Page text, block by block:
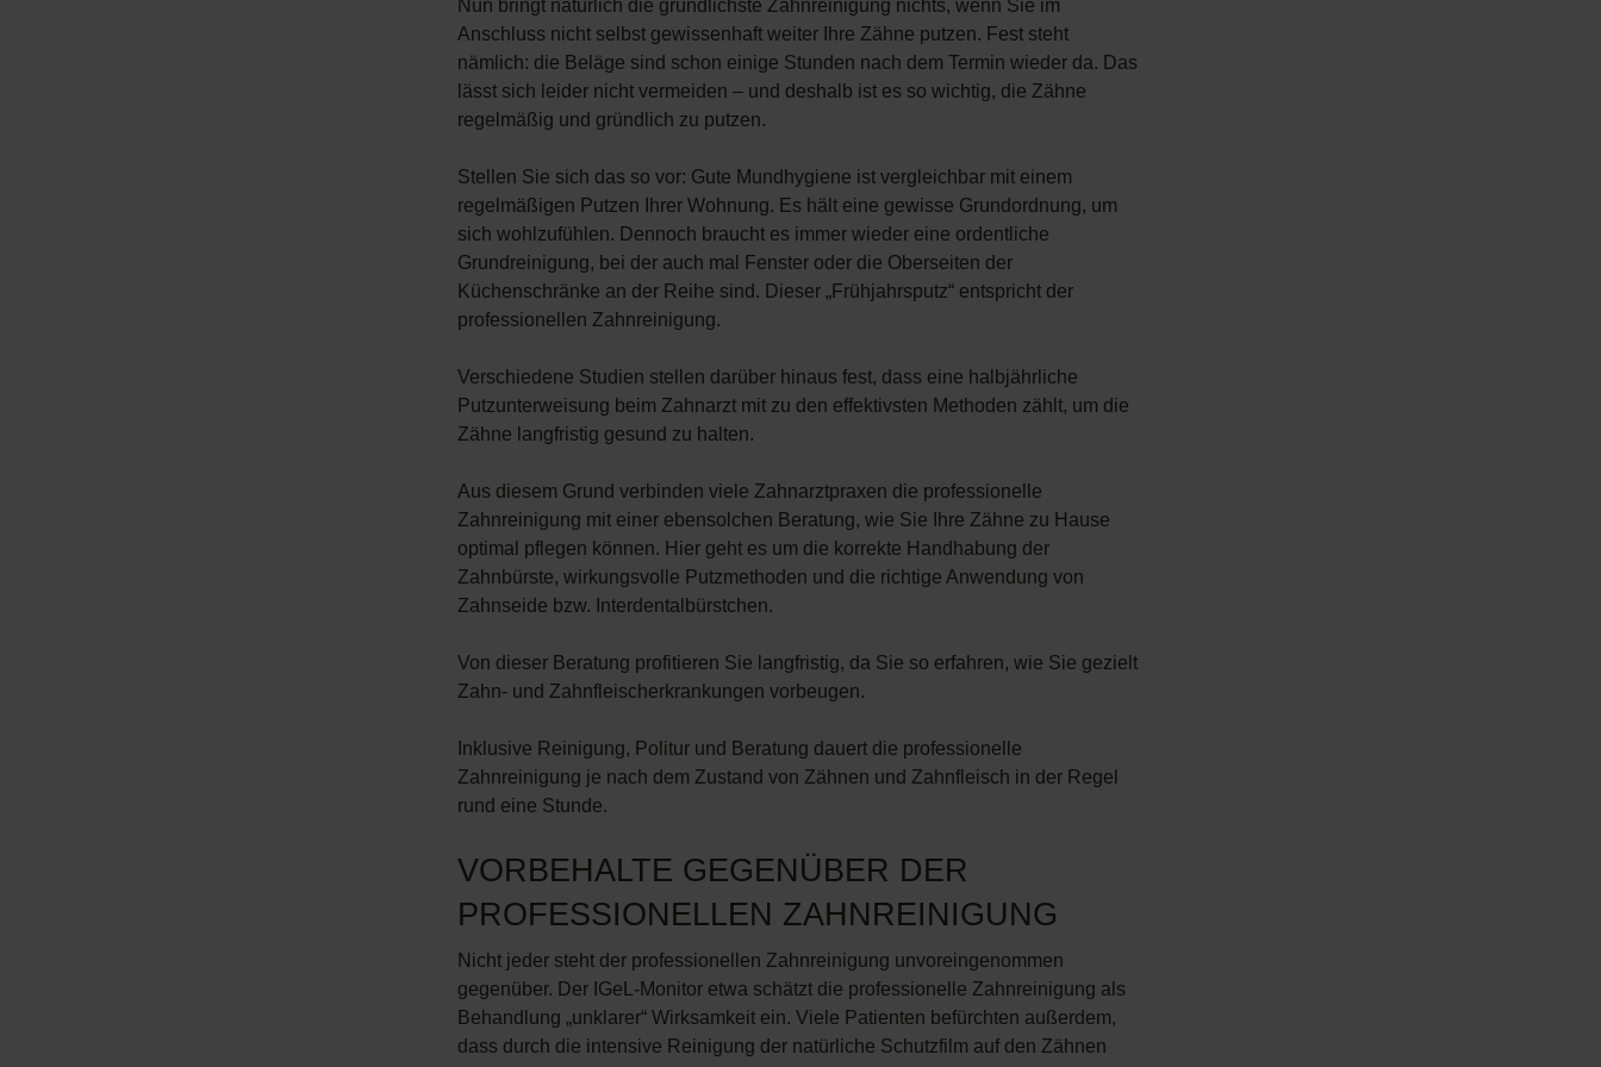
Nun bringt natürlich die gründlichste Zahnreinigung nichts, wenn Sie im
Anschluss nicht selbst gewissenhaft weiter Ihre Zähne putzen. Fest steht
nämlich: die Beläge sind schon einige Stunden nach dem Termin wieder da. Das
lässt sich leider nicht vermeiden – und deshalb ist es so wichtig, die Zähne
regelmäßig und gründlich zu putzen.
Stellen Sie sich das so vor: Gute Mundhygiene ist vergleichbar mit einem
regelmäßigen Putzen Ihrer Wohnung. Es hält eine gewisse Grundordnung, um
sich wohlzufühlen. Dennoch braucht es immer wieder eine ordentliche
Grundreinigung, bei der auch mal Fenster oder die Oberseiten der
Küchenschränke an der Reihe sind. Dieser „Frühjahrsputz“ entspricht der
professionellen Zahnreinigung.
Verschiedene Studien stellen darüber hinaus fest, dass eine halbjährliche
Putzunterweisung beim Zahnarzt mit zu den effektivsten Methoden zählt, um die
Zähne langfristig gesund zu halten.
Aus diesem Grund verbinden viele Zahnarztpraxen die professionelle
Zahnreinigung mit einer ebensolchen Beratung, wie Sie Ihre Zähne zu Hause
optimal pflegen können. Hier geht es um die korrekte Handhabung der
Zahnbürste, wirkungsvolle Putzmethoden und die richtige Anwendung von
Zahnseide bzw. Interdentalbürstchen.
Von dieser Beratung profitieren Sie langfristig, da Sie so erfahren, wie Sie gezielt
Zahn- und Zahnfleischerkrankungen vorbeugen.
Inklusive Reinigung, Politur und Beratung dauert die professionelle
Zahnreinigung je nach dem Zustand von Zähnen und Zahnfleisch in der Regel
rund eine Stunde.
VORBEHALTE GEGENÜBER DER
PROFESSIONELLEN ZAHNREINIGUNG
Nicht jeder steht der professionellen Zahnreinigung unvoreingenommen
gegenüber. Der IGeL-Monitor etwa schätzt die professionelle Zahnreinigung als
Behandlung „unklarer“ Wirksamkeit ein. Viele Patienten befürchten außerdem,
dass durch die intensive Reinigung der natürliche Schutzfilm auf den Zähnen